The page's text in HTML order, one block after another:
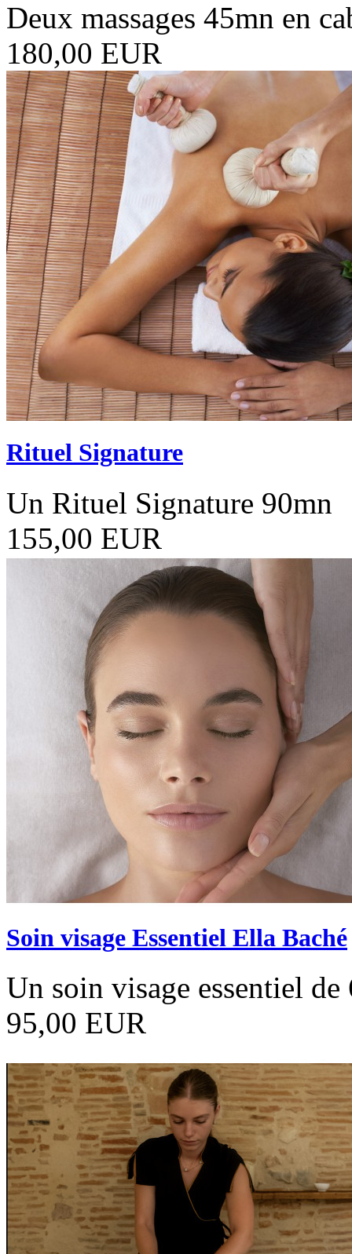
Deux massages 45mn en
180,00 EUR
Rituel Signature
Un Rituel Signature 90mn
155,00 EUR
Soin visage Essentiel Ella Baché
Un soin visage essentiel
95,00 EUR